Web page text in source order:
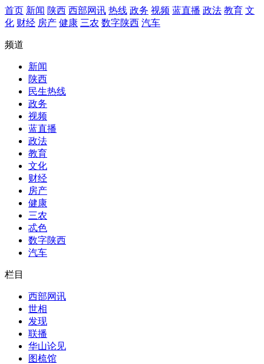
首页 新闻 陕西 西部网讯 热线 政务 视频 蓝直播 政法 教育 文
化 财经 房产 健康 三农 数字陕西 汽车
频道
新闻
陕西
民生热线
政务
视频
蓝直播
政法
教育
文化
财经
房产
健康
三农
忒色
数字陕西
汽车
栏目
西部网讯
世相
发现
联播
华山论见
图梳馆